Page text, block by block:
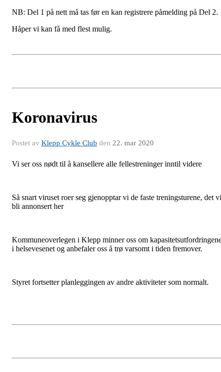
NB: Del 1 på nett må tas før en kan registrere påmelding på Del 2.
Håper vi kan få med flest mulig.
Koronavirus
Postet av Klepp Cykle Club den 22. mar 2020
Vi ser oss nødt til å kansellere alle fellestreninger inntil videre
Så snart viruset roer seg gjenopptar vi de faste treningsturene, det
bli annonsert her
Kommuneoverlegen i Klepp minner oss om
i helsevesenet og anbefaler oss å trø varsomt i tiden fremover.
Styret fortsetter planleggingen av andre aktiviteter som normalt.